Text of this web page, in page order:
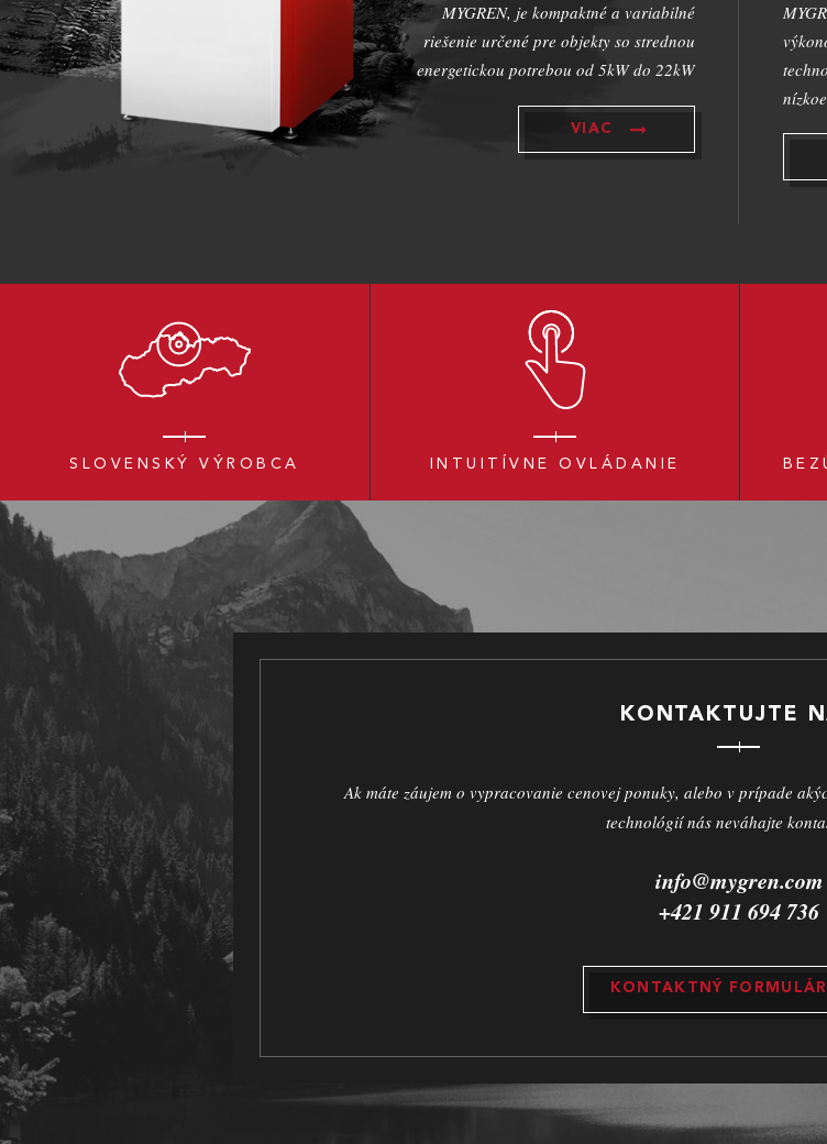
MYGREN, je kompaktné a variabilné
riešenie určené pre objekty so strednou
energetickou potrebou od 5kW do 22kW
VIAC
SLOVENSKÝ VÝROBCA INTUITÍVNE OVLÁDANIE
KONTAKTUJTE
Ak máte záujem o vypracovanie cenovej ponuky, alebo v prípade
technológií nás neváhajte
info@mygren.com
+421 911 694 736
KONTAKTNÝ FORMULÁR